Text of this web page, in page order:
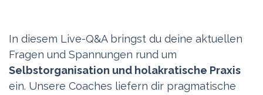
In diesem Live-Q&A bringst du deine aktuellen
Fragen und Spannungen rund um
Selbstorganisation und holakratische Praxis
ein. Unsere Coaches liefern dir pragmatische